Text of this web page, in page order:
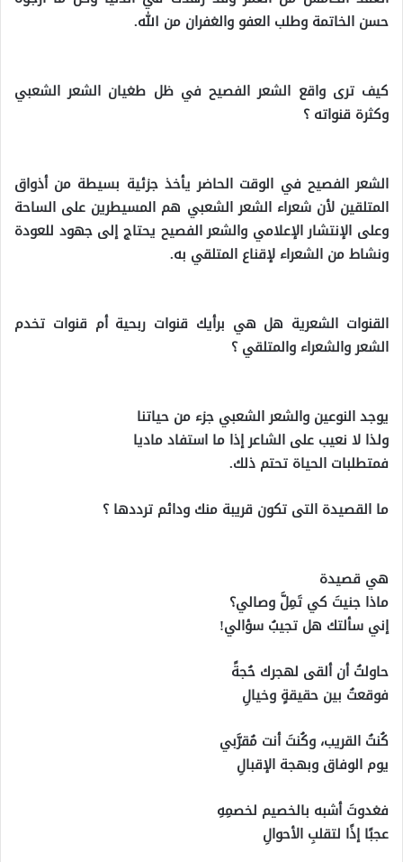
حسن الخاتمة وطلب العفو والغفران من الله.
كيف ترى واقع الشعر الفصيح في ظل طغيان الشعر الشعبي
وكثرة قنواته ؟
الشعر الفصيح في الوقت الحاضر يأخذ جزئية بسيطة من أذواق
المتلقين لأن شعراء الشعر الشعبي هم المسيطرين على الساحة
وعلى الإنتشار الإعلامي والشعر الفصيح يحتاج إلى جهود للعودة
ونشاط من الشعراء لإقناع المتلقي به.
القنوات الشعرية هل هي برأيك قنوات ربحية أم قنوات تخدم
الشعر والشعراء والمتلقي ؟
يوجد النوعين والشعر الشعبي جزء من حياتنا
ولذا لا نعيب على الشاعر إذا ما استفاد ماديا
فمتطلبات الحياة تحتم ذلك.
ما القصيدة التى تكون قريبة منك ودائم ترددها ؟
هي قصيدة
ماذا جنيتَ كي تَمِلَّ وصالي؟
‏إني سألتك هل تجيبُ سؤالي!
‏حاولتُ أن ألقى لهجرك حُجةً
‏فوقعتُ بين حقيقةٍ وخيالِ
‏كُنتُ القريب، وكُنتَ أنت مُقرَّبي
‏يوم الوفاق وبهجة الإقبالِ
‏فغدوتَ أشبه بالخصيم لخصمِهِ
‏عجبًا إذًا لتقلبِ الأحوالِ